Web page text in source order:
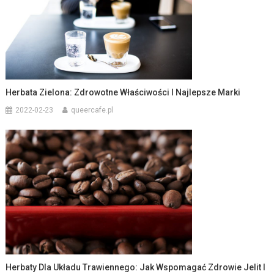
Herbata Zielona: Zdrowotne Właściwości I Najlepsze Marki
2022-02-23 queercafe.pl
Herbaty Dla Układu Trawiennego: Jak Wspomagać Zdrowie Jelit I